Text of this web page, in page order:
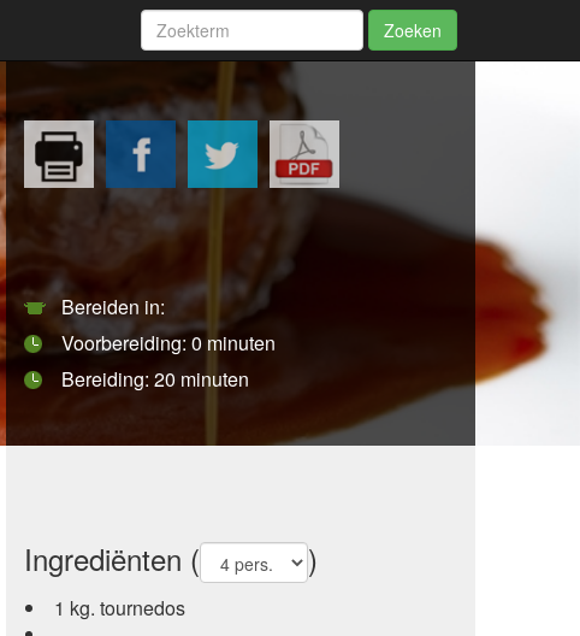
Zoeken
Bereiden in:
Voorbereiding: 0 minuten
Bereiding: 20 minuten
Ingrediënten ( )
1 kg. tournedos